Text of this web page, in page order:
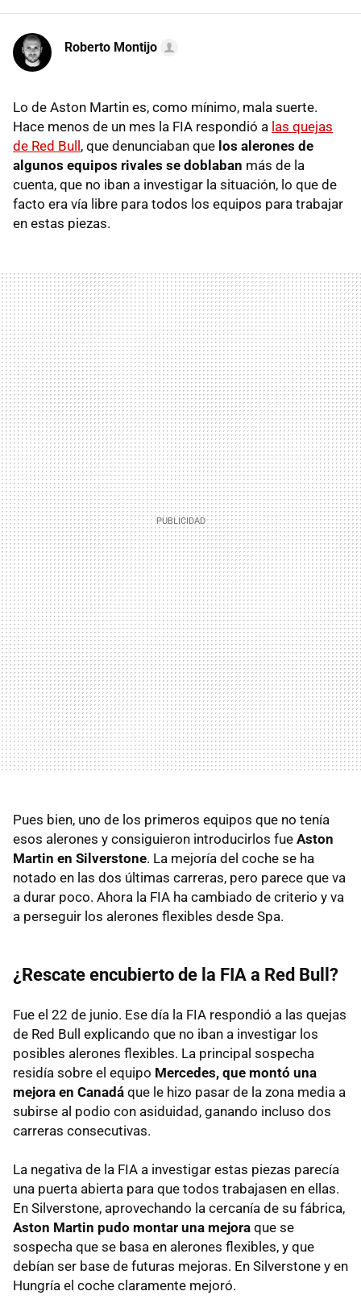
Roberto Montijo
Lo de Aston Martin es, como mínimo, mala suerte.
Hace menos de un mes la FIA respondió a las quejas
de Red Bull, que denunciaban que los alerones de
algunos equipos rivales se doblaban más de la
cuenta, que no iban a investigar la situación, lo que de
facto era vía libre para todos los equipos para trabajar
en estas piezas.
Pues bien, uno de los primeros equipos que no tenía
esos alerones y consiguieron introducirlos fue Aston
Martin en Silverstone. La mejoría del coche se ha
notado en las dos últimas carreras, pero parece que va
a durar poco. Ahora la FIA ha cambiado de criterio y va
a perseguir los alerones flexibles desde Spa.
¿Rescate encubierto de la FIA a Red Bull?
Fue el 22 de junio. Ese día la FIA respondió a las quejas
de Red Bull explicando que no iban a investigar los
posibles alerones flexibles. La principal sospecha
residía sobre el equipo Mercedes, que montó una
mejora en Canadá que le hizo pasar de la zona media a
subirse al podio con asiduidad, ganando incluso dos
carreras consecutivas.
La negativa de la FIA a investigar estas piezas parecía
una puerta abierta para que todos trabajasen en ellas.
En Silverstone, aprovechando la cercanía de su fábrica,
Aston Martin pudo montar una mejora que se
sospecha que se basa en alerones flexibles, y que
debían ser base de futuras mejoras. En Silverstone y en
Hungría el coche claramente mejoró.